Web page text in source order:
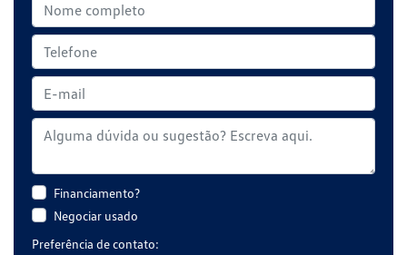
Financiamento?
Negociar usado
Preferência de contato: